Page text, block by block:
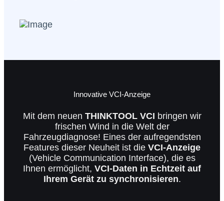
Innovative VCI-Anzeige
Mit dem neuen THINKTOOL VCI bringen wir
frischen Wind in die Welt der
Fahrzeugdiagnose! Eines der aufregendsten
Features dieser Neuheit ist die VCI-Anzeige
(Vehicle Communication Interface), die es
Ihnen ermöglicht, VCI-Daten in Echtzeit auf
Ihrem Gerät zu synchronisieren.